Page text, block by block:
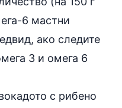
6 мастни
ако следите
3 и омега 6
с рибено